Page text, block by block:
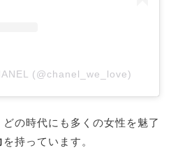
(@chanel_we_love)
どの時代にも多くの女性を魅了
を持っています。